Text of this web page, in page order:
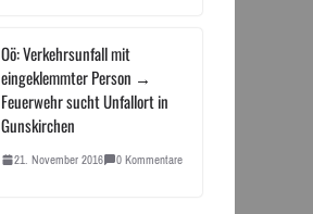
Oö: Verkehrsunfall mit
eingeklemmter Person →
Feuerwehr sucht Unfallort in
Gunskirchen
21. November 2016 0 Kommentare